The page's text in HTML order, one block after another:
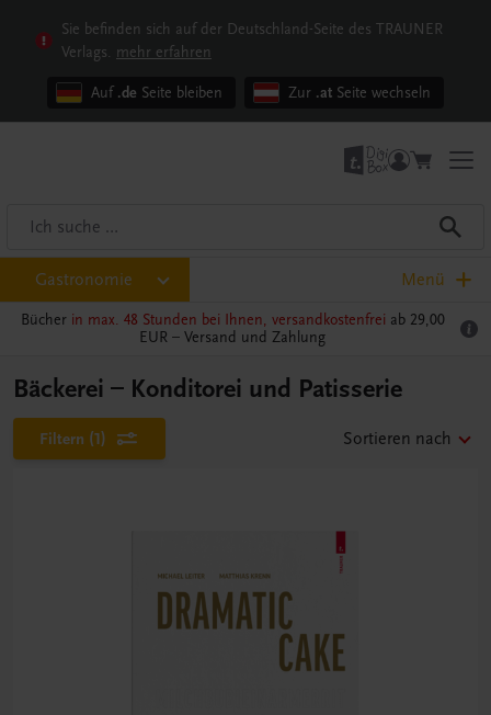
Sie befinden sich auf der Deutschland-Seite des TRAUNER
Verlags. mehr erfahren
Auf .de Seite bleiben Zur .at Seite wechseln
Gastronomie Menü
Bücher in max. 48 Stunden bei Ihnen, versandkostenfrei ab 29,00
EUR – Versand und Zahlung
Bäckerei – Konditorei und Patisserie
Filtern (1) Sortieren nach